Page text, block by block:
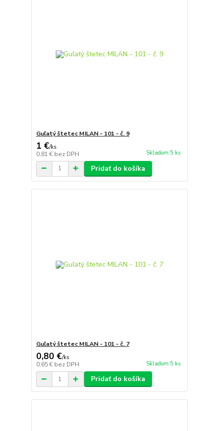
Guľatý štetec MILAN - 101 - č. 9
1 €/ks
0,81 € bez DPH Skladom 5 ks
Pridať do košíka
Guľatý štetec MILAN - 101 - č. 7
0,80 €/ks
0,65 € bez DPH Skladom 5 ks
Pridať do košíka